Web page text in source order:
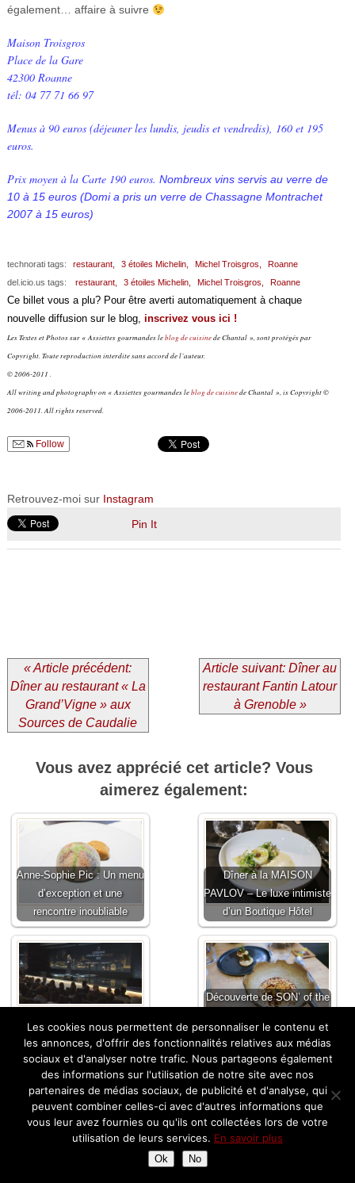
également… affaire à suivre
Maison Troisgros
Place de la Gare
42300 Roanne
tél: 04 77 71 66 97
Menus à 90 euros (déjeuner les lundis, jeudis et vendredis), 160 et 195
euros.
Prix moyen à la Carte 190 euros. Nombreux vins servis au verre de
10 à 15 euros (Domi a pris un verre de Chassagne Montrachet
2007 à 15 euros)
technorati tags: restaurant, 3 étoiles Michelin, Michel Troisgros,
Roanne
del.icio.us tags:
restaurant, 3 étoiles Michelin, Michel Troisgros, Roanne
Ce billet vous a plu? Pour être averti automatiquement à chaque
nouvelle diffusion sur le blog, inscrivez vous ici !
Les Textes et Photos sur « Assiettes gourmandes leblog de cuisinede Chantal », sont protégés par
Copyright. Toute reproduction interdite sans accord de l’auteur.
© 2006-2011 .
All writing and photography on « Assiettes gourmandes leblog de cuisinede Chantal », is Copyright ©
2006-2011. All rights reserved.
Follow
Retrouvez-moi sur Instagram
Pin It
« Article précédent:
Dîner au restaurant « La
Grand’Vigne » aux
Sources de Caudalie
Article suivant: Dîner au
restaurant Fantin Latour
à Grenoble »
Vous avez apprécié cet article? Vous
aimerez également:
Anne-Sophie Pic : Un menu
d’exception et une
rencontre inoubliable
Dîner à la MAISON
PAVLOV – Le luxe intimiste
d’un Boutique Hôtel
2025
Découverte de SON’ of the
restaurant Son’
Dîner au Restaurant La
La Table de Pavie pour un
prestigieux Dîner à Saint-
Emilion signé Yannick
Les cookies nous permettent de personnaliser le contenu et
les annonces, d'offrir des fonctionnalités relatives aux médias
sociaux et d'analyser notre trafic. Nous partageons également
des informations sur l'utilisation de notre site avec nos
partenaires de médias sociaux, de publicité et d'analyse, qui
peuvent combiner celles-ci avec d'autres informations que
vous leur avez fournies ou qu'ils ont collectées lors de votre
utilisation de leurs services. En savoir plus
Ok No